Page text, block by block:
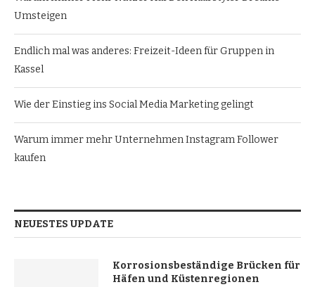
Umsteigen
Endlich mal was anderes: Freizeit-Ideen für Gruppen in
Kassel
Wie der Einstieg ins Social Media Marketing gelingt
Warum immer mehr Unternehmen Instagram Follower
kaufen
NEUESTES UPDATE
Korrosionsbeständige Brücken für
Häfen und Küstenregionen